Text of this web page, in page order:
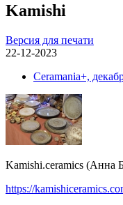
Kamishi
Версия для печати
22-12-2023
Ceramania+,
Kamishi.ceramics (Анна
https://